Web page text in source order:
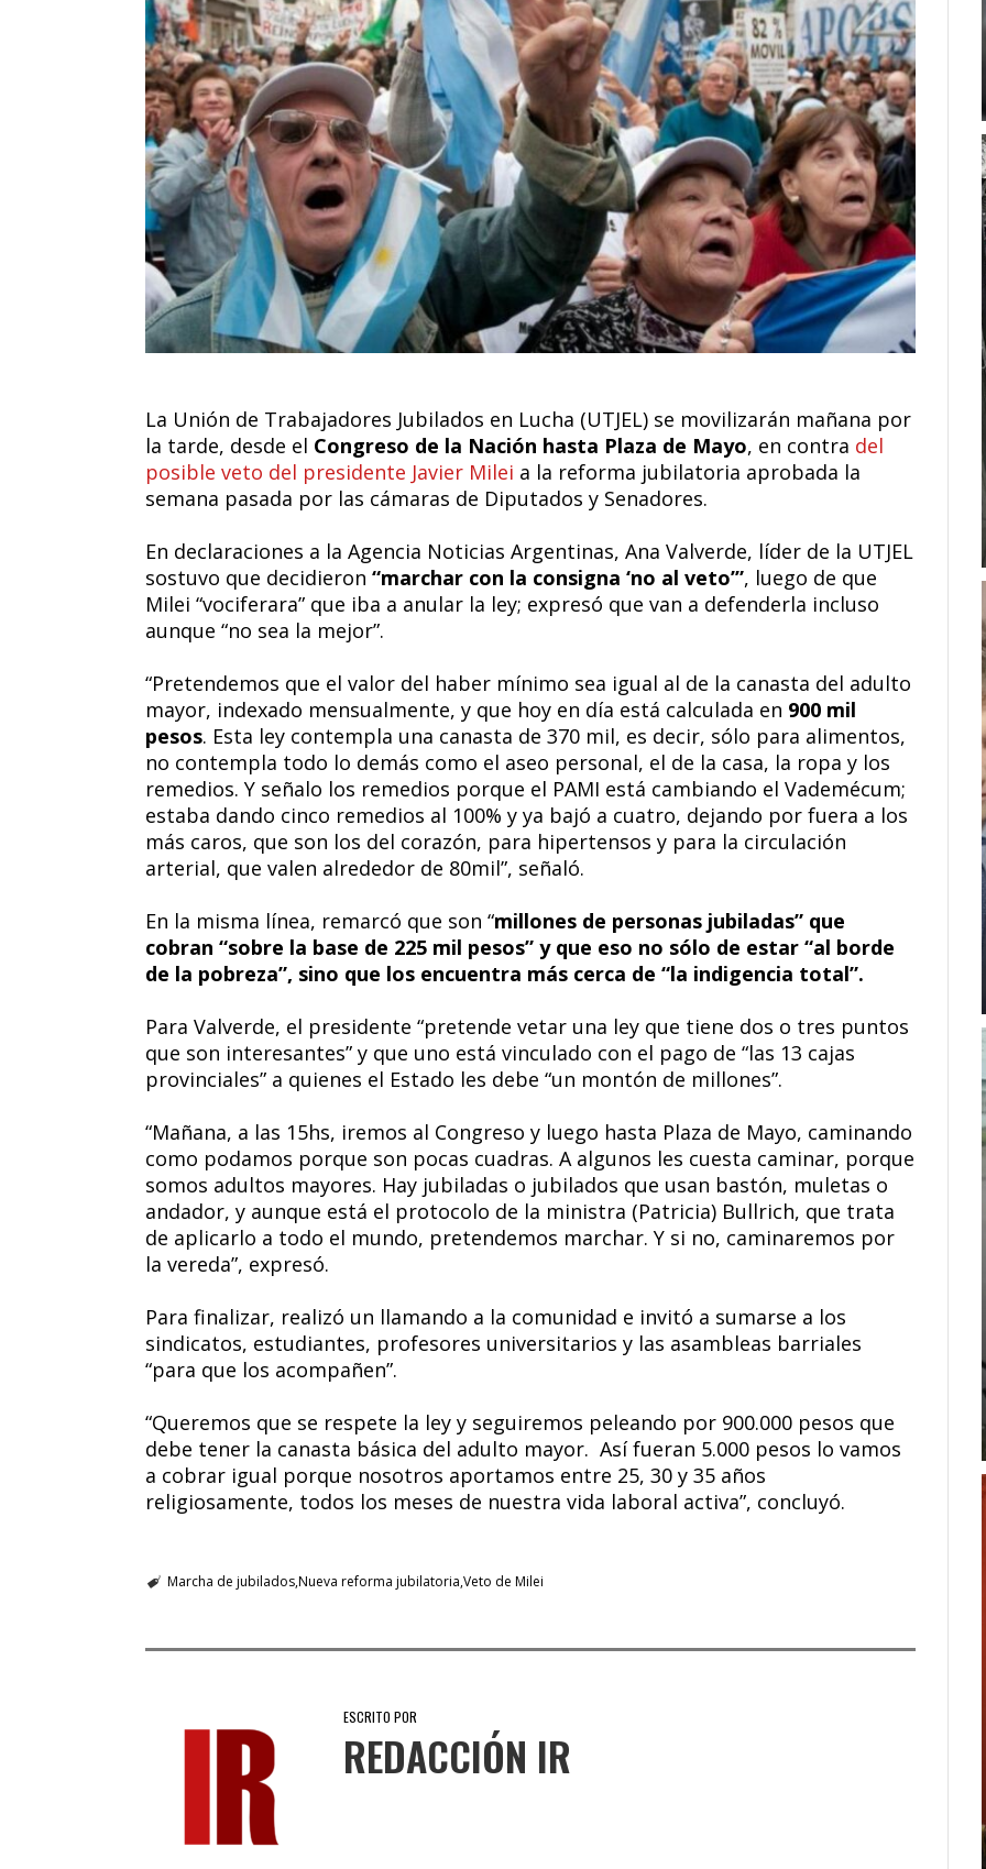
La Unión de Trabajadores Jubilados en Lucha (UTJEL) se movilizarán mañana por
la tarde, desde el Congreso de la Nación hasta Plaza de Mayo, en contra del
posible veto del presidente Javier Milei a la reforma jubilatoria aprobada la
semana pasada por las cámaras de Diputados y Senadores.
En declaraciones a la Agencia Noticias Argentinas, Ana Valverde, líder de la UTJEL
sostuvo que decidieron “marchar con la consigna ‘no al veto’”, luego de que
Milei “vociferara” que iba a anular la ley; expresó que van a defenderla incluso
aunque “no sea la mejor”.
“Pretendemos que el valor del haber mínimo sea igual al de la canasta del adulto
mayor, indexado mensualmente, y que hoy en día está calculada en 900 mil
pesos. Esta ley contempla una canasta de 370 mil, es decir, sólo para alimentos,
no contempla todo lo demás como el aseo personal, el de la casa, la ropa y los
remedios. Y señalo los remedios porque el PAMI está cambiando el Vademécum;
estaba dando cinco remedios al 100% y ya bajó a cuatro, dejando por fuera a los
más caros, que son los del corazón, para hipertensos y para la circulación
arterial, que valen alrededor de 80mil”, señaló.
En la misma línea, remarcó que son “millones de personas jubiladas” que
cobran “sobre la base de 225 mil pesos” y que eso no sólo de estar “al borde
de la pobreza”, sino que los encuentra más cerca de “la indigencia total”.
Para Valverde, el presidente “pretende vetar una ley que tiene dos o tres puntos
que son interesantes” y que uno está vinculado con el pago de “las 13 cajas
provinciales” a quienes el Estado les debe “un montón de millones”.
“Mañana, a las 15hs, iremos al Congreso y luego hasta Plaza de Mayo, caminando
como podamos porque son pocas cuadras. A algunos les cuesta caminar, porque
somos adultos mayores. Hay jubiladas o jubilados que usan bastón, muletas o
andador, y aunque está el protocolo de la ministra (Patricia) Bullrich, que trata
de aplicarlo a todo el mundo, pretendemos marchar. Y si no, caminaremos por
la vereda”, expresó.
Para finalizar, realizó un llamando a la comunidad e invitó a sumarse a los
sindicatos, estudiantes, profesores universitarios y las asambleas barriales
“para que los acompañen”.
“Queremos que se respete la ley y seguiremos peleando por 900.000 pesos que
debe tener la canasta básica del adulto mayor. Así fueran 5.000 pesos lo vamos
a cobrar igual porque nosotros aportamos entre 25, 30 y 35 años
religiosamente, todos los meses de nuestra vida laboral activa”, concluyó.
Marcha de jubiladosNueva reforma jubilatoria Veto de Milei
ESCRITO POR
REDACCIÓN IR